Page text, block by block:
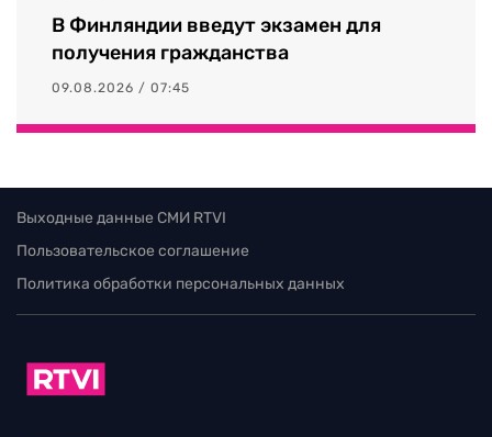
В Финляндии введут экзамен для
получения гражданства
09.08.2026 / 07:45
Выходные данные СМИ RTVI
Пользовательское соглашение
Политика обработки персональных данных